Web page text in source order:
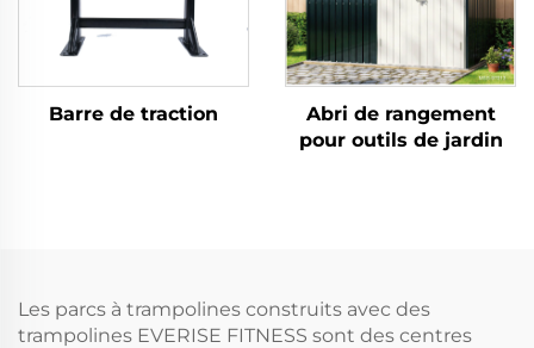
Barre de traction
Abri de rangement
pour outils de jardin
Les parcs à trampolines construits avec des
trampolines EVERISE FITNESS sont des centres